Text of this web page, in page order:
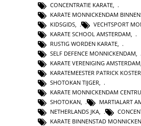
CONCENTRATIE KARATE
KARATE MONNICKENDAM
KIDSGIDS
VECHTSPORT
KARATE SCHOOL AMSTERDAM
RUSTIG WORDEN KARATE
SELF DEFENCE MONNICKENDAM
KARATE VERENIGING AMSTERDAM
KARATEMEESTER PATRICK KOSTER
SHOTOKAN TIJGER,
KARATE MONNICKENDAM
SHOTOKAN, MARTIALART
NETHERLANDS JKA,
KARATE BINNENSTAD